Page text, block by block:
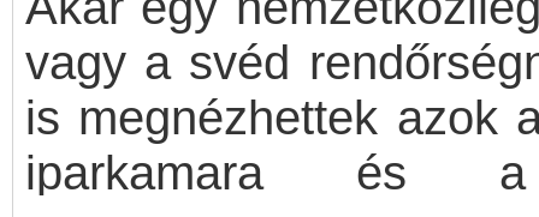
vagy a svéd
is megnézhettek azok
iparkamara és a